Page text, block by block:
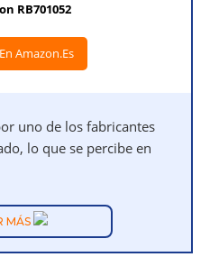
RB701052
Amazon.es
uno de los fabricantes
lo que se percibe en
MÁS